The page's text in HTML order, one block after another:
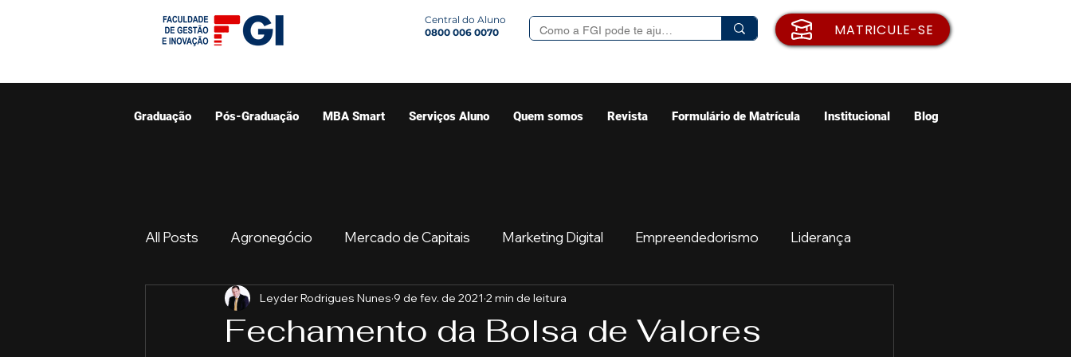
Central do Aluno
0800 006 0070
MATRICULE-SE
Graduação Pós-Graduação MBA Smart Serviços Aluno Quem somos Revista Formulário de Matrícula Institucional Blog
All Posts Agronegócio Mercado de Capitais Marketing Digital Empreendedorismo Liderança
Graduação Resumo do Mercado Sua comunidade
Fechamento da Bolsa de Valores
Leyder Rodrigues Nunes 9 de fev. de 2021 2 min de leitura